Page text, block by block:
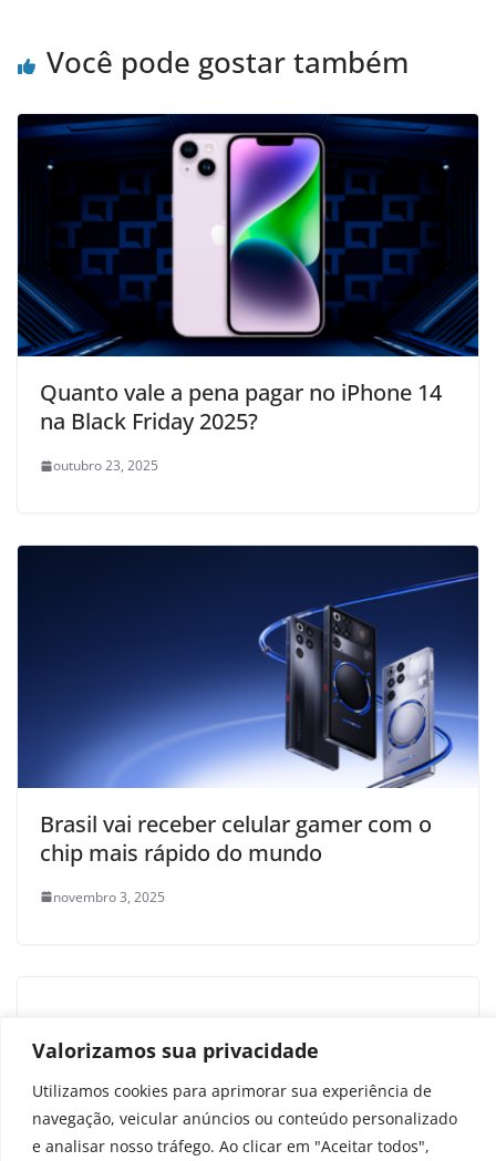
Valorizamos sua privacidade
Utilizamos cookies para aprimorar sua experiência de
navegação, veicular anúncios ou conteúdo personalizado
e analisar nosso tráfego. Ao clicar em "Aceitar todos",
Você pode gostar também
Quanto vale a pena pagar no iPhone 14
na Black Friday 2025?
outubro 23, 2025
Brasil vai receber celular gamer com o
chip mais rápido do mundo
novembro 3, 2025
Galaxy Z Fold 7 teria problema de
pintura descascando, apontam usuários
setembro 2, 2025